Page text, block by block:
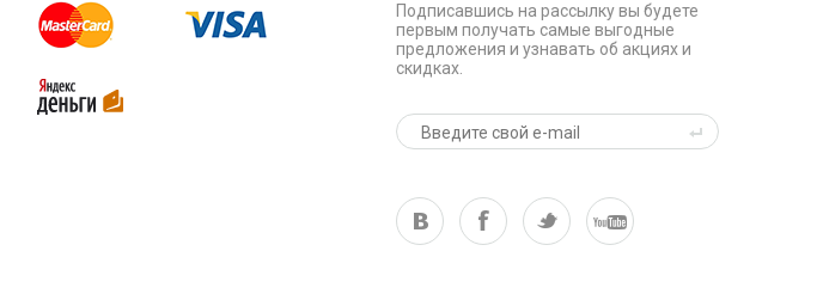
Подписавшись на рассылку вы будете
первым получать самые выгодные
предложения и узнавать об акциях и
скидках.